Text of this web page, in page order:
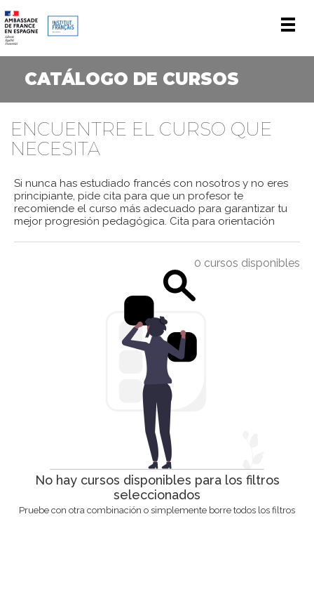
CATÁLOGO DE CURSOS
ENCUENTRE EL CURSO QUE
NECESITA
Si nunca has estudiado francés con nosotros y no eres
principiante, pide cita para que un profesor te
recomiende el curso más adecuado para garantizar tu
mejor progresión pedagógica. Cita para orientación
0 cursos disponibles
No hay cursos disponibles para los filtros
seleccionados
Pruebe con otra combinación o simplemente borre todos los filtros